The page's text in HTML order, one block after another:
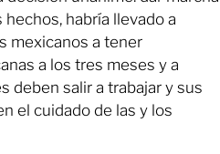
habría llevado a
mexicanos a tener
a los tres meses y a
deben salir a trabajar y sus
el cuidado de las y los